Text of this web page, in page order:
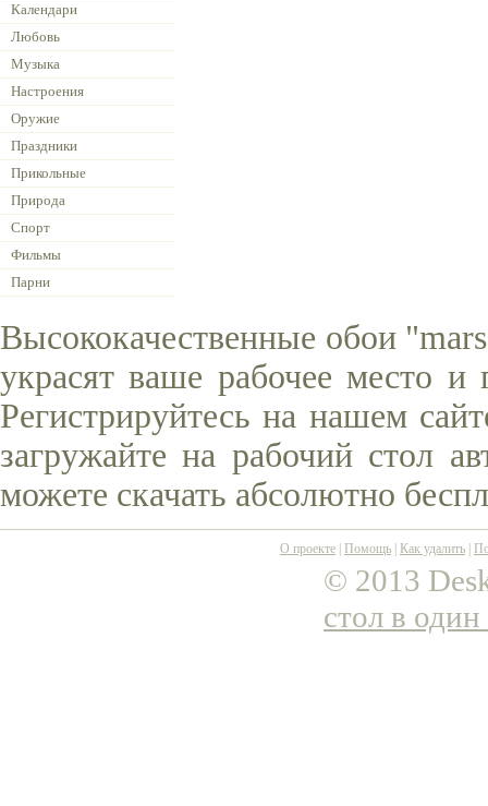
Календари
Любовь
Музыка
Настроения
Оружие
Праздники
Прикольные
Природа
Спорт
Фильмы
Парни
Высококачественные обои
украсят ваше рабочее место и
Регистрируйтесь на нашем
загружайте на рабочий стол
можете скачать абсолютно
О проекте Помощь Как удалить
© 2013
стол в